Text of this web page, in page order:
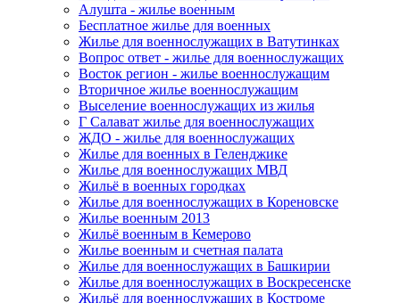
Алушта - жилье военным
Бесплатное жилье для военных
Жилье для военнослужащих в Ватутинках
Вопрос ответ - жилье для военнослужащих
Восток регион - жилье военнослужащим
Вторичное жилье военнослужащим
Выселение военнослужащих из жилья
Г Салават жилье для военнослужащих
ЖДО - жилье для военнослужащих
Жилье для военных в Геленджике
Жилье для военнослужащих МВД
Жильё в военных городках
Жилье для военнослужащих в Кореновске
Жилье военным 2013
Жильё военным в Кемерово
Жилье военным и счетная палата
Жилье для военнослужащих в Башкирии
Жилье для военнослужащих в Воскресенске
Жильё для военнослужащих в Костроме